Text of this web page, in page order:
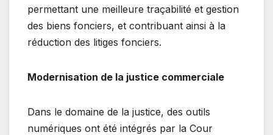
permettant une meilleure traçabilité et gestion
des biens fonciers, et contribuant ainsi à la
réduction des litiges fonciers.
Modernisation de la justice commerciale
Dans le domaine de la justice, des outils
numériques ont été intégrés par la Cour